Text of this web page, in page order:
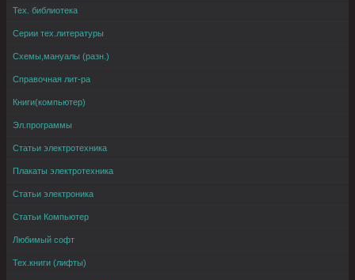
Тех. библиотека
Серии тех.литературы
Схемы,мануалы (разн.)
Справочная лит-ра
Книги(компьютер)
Эл.программы
Статьи электротехника
Плакаты электротехника
Статьи электроника
Статьи Компьютер
Любимый софт
Тех.книги (лифты)